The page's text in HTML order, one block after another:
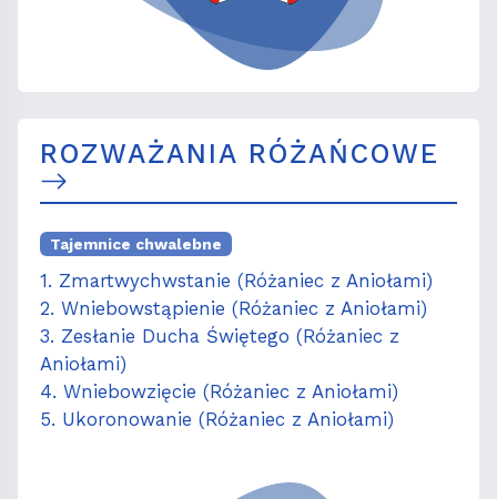
ROZWAŻANIA RÓŻAŃCOWE
Tajemnice chwalebne
1. Zmartwychwstanie (Różaniec z Aniołami)
2. Wniebowstąpienie (Różaniec z Aniołami)
3. Zesłanie Ducha Świętego (Różaniec z
Aniołami)
4. Wniebowzięcie (Różaniec z Aniołami)
5. Ukoronowanie (Różaniec z Aniołami)